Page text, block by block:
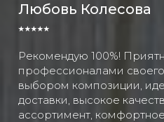
Любовь Колесова
⭑⭑⭑⭑⭑
Рекомендую 100%!
профессионалами
выбором композиции,
доставки, высокое
ассортимент,